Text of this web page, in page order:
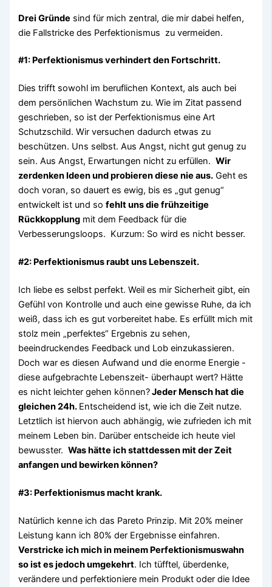
Drei Gründe sind für mich zentral, die mir dabei helfen,
die Fallstricke des Perfektionismus zu vermeiden.
#1: Perfektionismus verhindert den Fortschritt.
Dies trifft sowohl im beruflichen Kontext, als auch bei
dem persönlichen Wachstum zu. Wie im Zitat passend
geschrieben, so ist der Perfektionismus eine Art
Schutzschild. Wir versuchen dadurch etwas zu
beschützen. Uns selbst. Aus Angst, nicht gut genug zu
sein. Aus Angst, Erwartungen nicht zu erfüllen.Wir
zerdenken Ideen und probieren diese nie aus. Geht es
doch voran, so dauert es ewig, bis es „gut genug“
entwickelt ist und sofehlt uns die frühzeitige
Rückkopplung mit dem Feedback für die
Verbesserungsloops. Kurzum: So wird es nicht besser.
#2: Perfektionismus raubt uns Lebenszeit.
Ich liebe es selbst perfekt. Weil es mir Sicherheit gibt, ein
Gefühl von Kontrolle und auch eine gewisse Ruhe, da ich
weiß, dass ich es gut vorbereitet habe. Es erfüllt mich mit
stolz mein „perfektes“ Ergebnis zu sehen,
beeindruckendes Feedback und Lob einzukassieren.
Doch war es diesen Aufwand und die enorme Energie -
diese aufgebrachte Lebenszeit- überhaupt wert? Hätte
es nicht leichter gehen können?Jeder Mensch hat die
gleichen 24h. Entscheidend ist, wie ich die Zeit nutze.
Letztlich ist hiervon auch abhängig, wie zufrieden ich mit
meinem Leben bin. Darüber entscheide ich heute viel
bewusster.Was hätte ich stattdessen mit der Zeit
anfangen und bewirken können?
#3: Perfektionismus macht krank.
Natürlich kenne ich das Pareto Prinzip. Mit 20% meiner
Leistung kann ich 80% der Ergebnisse einfahren.
Verstricke ich mich in meinem Perfektionismuswahn
so ist es jedoch umgekehrt. Ich tüfftel, überdenke,
verändere und perfektioniere mein Produkt oder die Idee